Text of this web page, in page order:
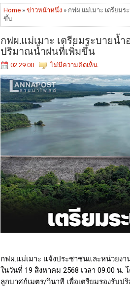
Home » ข่าวหน้าหนึ่ง » กฟผ.แม่เมาะ เตรียม
ขึ้น
กฟผ.แม่เมาะ เตรียมระบายน้ำ
ปริมาณน้ำฝนที่เพิ่มขึ้น
02:29:00 ไม่มีความคิดเห็น:
กฟผ.แม่เมาะ แจ้งประชาชนและหน่วยงา
ในวันที่ 19 สิงหาคม 2568 เวลา 09.00 น
ลูกบาศก์เมตร/วินาที เพื่อเตรียมรองรับ